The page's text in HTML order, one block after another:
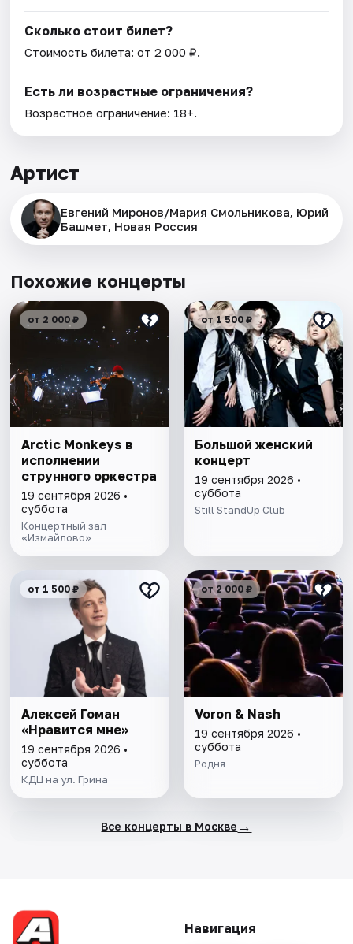
Сколько стоит билет?
Стоимость билета: от 2 000 ₽.
Есть ли возрастные ограничения?
Возрастное ограничение: 18+.
Артист
Евгений Миронов/Мария Смольникова, Юрий
Башмет, Новая Россия
Похожие концерты
от 2 000 ₽
Arctic Monkeys в
исполнении
струнного оркестра
19 сентября 2026 •
суббота
Концертный зал
«Измайлово»
от 1 500 ₽
Большой женский
концерт
19 сентября 2026 •
суббота
Still StandUp Club
от 1 500 ₽
Алексей Гоман
«Нравится мне»
19 сентября 2026 •
суббота
КДЦ на ул. Грина
от 2 000 ₽
Voron & Nash
19 сентября 2026 •
суббота
Родня
Все концерты в Москве →
Навигация